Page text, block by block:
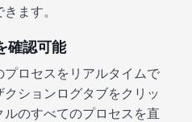
ます。
確認可能
ロセスをリアルタイムで
ションログタブをクリッ
のすべてのプロセスを直